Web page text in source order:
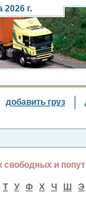
2026 г.
добавить груз
свободных и
Т У Ф Х Ч Ш Э